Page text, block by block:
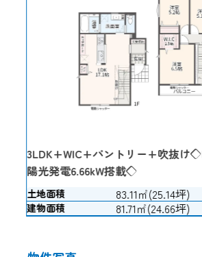
3LDK+WIC+パントリー+吹抜け
陽光発電6.66kW搭載◇
土地面積 83.11㎡(25.14坪)
建物面積 81.71㎡(24.66坪)